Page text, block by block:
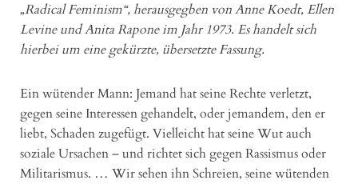
„Radical Feminism“, herausgegben von Anne Koedt, Ellen
Levine und Anita Rapone im Jahr 1973. Es handelt sich
hierbei um eine gekürzte, übersetzte Fassung.
Ein wütender Mann: Jemand hat seine Rechte verletzt,
gegen seine Interessen gehandelt, oder jemandem, den er
liebt, Schaden zugefügt. Vielleicht hat seine Wut auch
soziale Ursachen – und richtet sich gegen Rassismus oder
Militarismus. … Wir sehen ihn Schreien, seine wütenden